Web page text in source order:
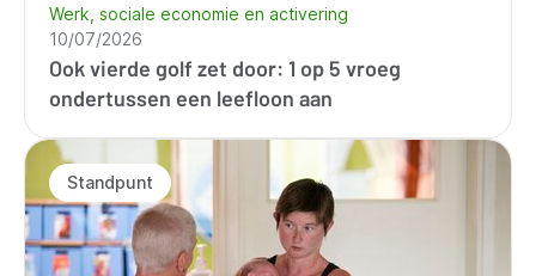
Ook vierde golf zet door: 1 op 5 vroeg
ondertussen een leefloon aan
Werk, sociale economie en activering
10/07/2026
Standpunt